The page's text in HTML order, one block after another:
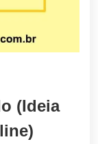
(Ideia